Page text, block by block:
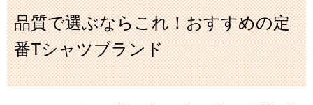
品質で選ぶならこれ！おすすめの定
番Tシャツブランド